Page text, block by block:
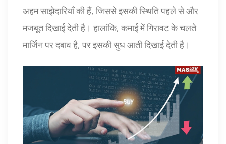
अहम साझेदारियाँ की हैं, जिससे इसकी स्थिति पहले से और
मजबूत दिखाई देती है। हालांकि, कमाई में गिरावट के चलते
मार्जिन पर दबाव है, पर इसकी सुध आती दिखाई देती है।